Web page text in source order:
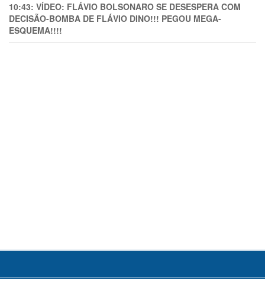
10:43: VÍDEO: FLÁVIO BOLSONARO SE DESESPERA COM
DECISÃO-BOMBA DE FLÁVIO DINO!!! PEGOU MEGA-
ESQUEMA!!!!